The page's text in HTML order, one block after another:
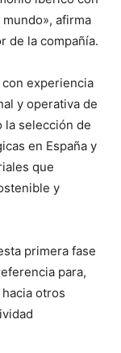
afirma
de la compañía.
experiencia
y operativa de
la selección de
en España y
que
y
primera fase
para,
otros